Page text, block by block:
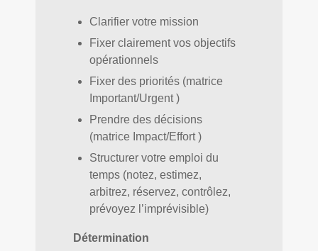
Clarifier votre mission
Fixer clairement vos objectifs
opérationnels
Fixer des priorités (matrice
Important/Urgent )
Prendre des décisions
(matrice Impact/Effort )
Structurer votre emploi du
temps (notez, estimez,
arbitrez, réservez, contrôlez,
prévoyez l’imprévisible)
Détermination